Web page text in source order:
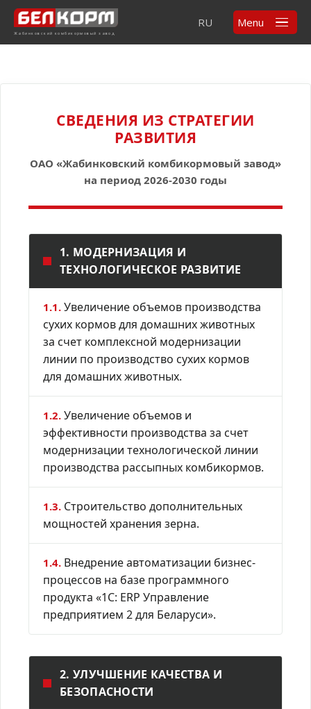
Жабинковский комбикормовый завод
RU Menu
СВЕДЕНИЯ ИЗ СТРАТЕГИИ
РАЗВИТИЯ
ОАО «Жабинковский комбикормовый завод»
на период 2026-2030 годы
1. МОДЕРНИЗАЦИЯ И
ТЕХНОЛОГИЧЕСКОЕ РАЗВИТИЕ
1.1. Увеличение объемов производства
сухих кормов для домашних животных
за счет комплексной модернизации
линии по производство сухих кормов
для домашних животных.
1.2. Увеличение объемов и
эффективности производства за счет
модернизации технологической линии
производства рассыпных комбикормов.
1.3. Строительство дополнительных
мощностей хранения зерна.
1.4. Внедрение автоматизации бизнес-
процессов на базе программного
продукта «1C: ERP Управление
предприятием 2 для Беларуси».
2. УЛУЧШЕНИЕ КАЧЕСТВА И
БЕЗОПАСНОСТИ